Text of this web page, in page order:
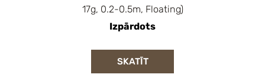
17g, 0.2-0.5m, Floating)
Izpārdots
SKATĪT